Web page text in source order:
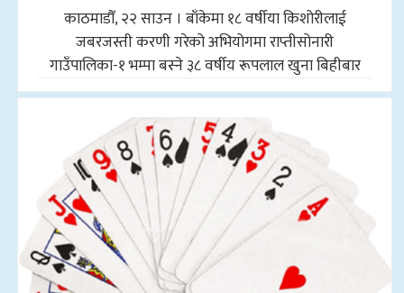
काठमाडौँ, २२ साउन । बाँकेमा १८ वर्षीया किशोरीलाई
जबरजस्ती करणी गरेको अभियोगमा राप्तीसोनारी
गाउँपालिका-१ भम्पा बस्ने ३८ वर्षीय रूपलाल खुना बिहीबार